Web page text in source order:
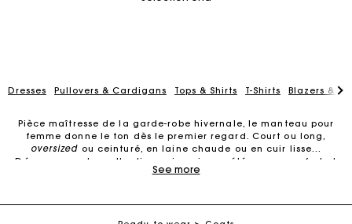
Dresses Pullovers & Cardigans Tops & Shirts T-Shirts Blazers &
Pièce maîtresse de la garde-robe hivernale, le manteau pour
femme donne le ton dès le premier regard. Court ou long,
oversized ou ceinturé, en laine chaude ou en cuir lisse…
Découvrez notre collection qui conjugue élégance, confort et
style. À porter au quotidien, en ville comme en escapade, dès
See more
Maje Gift card: the best way to give the perfect gift
Free home delivery within 2-3 working days.